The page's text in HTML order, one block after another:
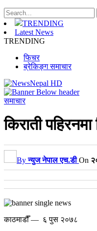
TRENDING
Latest News
TRENDING
फिचर
ब्रेकिङ्ग समाचार
समाचार
किराती
Byन्युज नेपाल एच.डी On
काठमाडौँ — ६ पुस २०७८